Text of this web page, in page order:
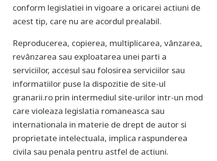
conform legislatiei in vigoare a oricarei actiuni de
acest tip, care nu are acordul prealabil.
Reproducerea, copierea, multiplicarea, vânzarea,
revânzarea sau exploatarea unei parti a
serviciilor, accesul sau folosirea serviciilor sau
informatiilor puse la dispozitie de site-ul
granarii.ro prin intermediul site-urilor intr-un mod
care violeaza legislatia romaneasca sau
internationala in materie de drept de autor si
proprietate intelectuala, implica raspunderea
civila sau penala pentru astfel de actiuni.